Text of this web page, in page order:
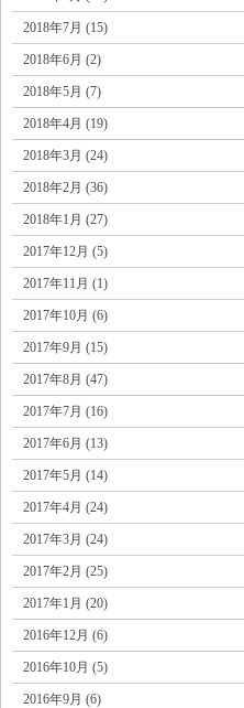
2018年7月 (15)
2018年6月 (2)
2018年5月 (7)
2018年4月 (19)
2018年3月 (24)
2018年2月 (36)
2018年1月 (27)
2017年12月 (5)
2017年11月 (1)
2017年10月 (6)
2017年9月 (15)
2017年8月 (47)
2017年7月 (16)
2017年6月 (13)
2017年5月 (14)
2017年4月 (24)
2017年3月 (24)
2017年2月 (25)
2017年1月 (20)
2016年12月 (6)
2016年10月 (5)
2016年9月 (6)